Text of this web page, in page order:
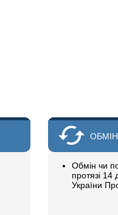
Обмін чи
протязі 14
України